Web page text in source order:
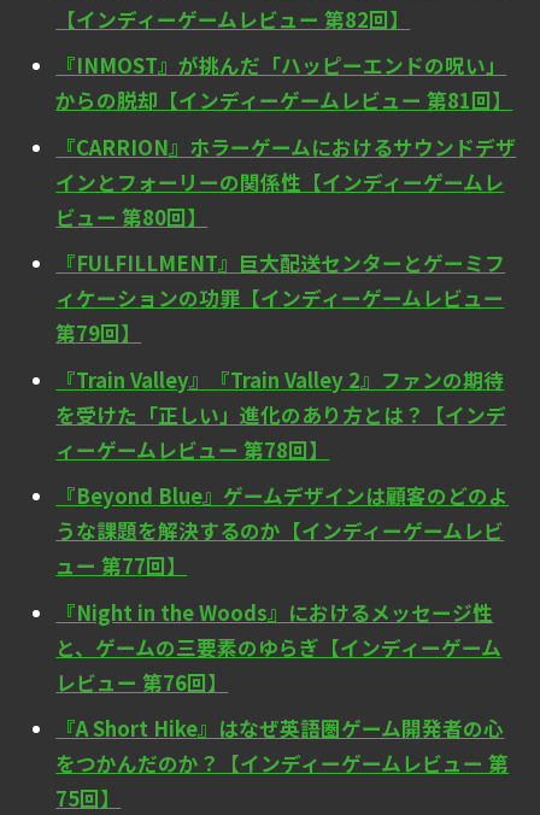
【インディーゲームレビュー 第82回】
『INMOST』が挑んだ「ハッピーエンドの呪い」
からの脱却【インディーゲームレビュー 第81回】
『CARRION』ホラーゲームにおけるサウンドデザ
インとフォーリーの関係性【インディーゲームレ
ビュー 第80回】
『FULFILLMENT』巨大配送センターとゲーミフ
ィケーションの功罪【インディーゲームレビュー
第79回】
『Train Valley』『Train Valley 2』ファンの期待
を受けた「正しい」進化のあり方とは？【インデ
ィーゲームレビュー 第78回】
『Beyond Blue』ゲームデザインは顧客のどのよ
うな課題を解決するのか【インディーゲームレビ
ュー 第77回】
『Night in the Woods』におけるメッセージ性
と、ゲームの三要素のゆらぎ【インディーゲーム
レビュー 第76回】
『A Short Hike』はなぜ英語圏ゲーム開発者の心
をつかんだのか？【インディーゲームレビュー 第
75回】